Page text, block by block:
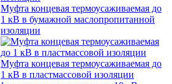
Муфта концевая термоусаживаемая до
1 кВ в бумажной маслопропитанной
изоляции
Муфта концевая термоусаживаемая до
1 кВ в пластмассовой изоляции